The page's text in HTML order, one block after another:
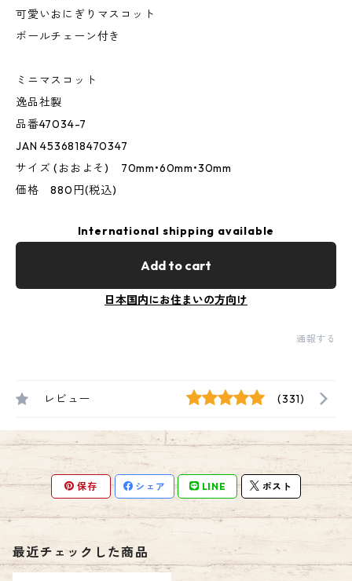
可愛いおにぎりマスコット
ボールチェーン付き
ミニマスコット
逸品社製
品番47034-7
JAN 4536818470347
サイズ (おおよそ) 70mm•60mm•30mm
価格 880円(税込)
International shipping available
Add to cart
日本国内にお住まいの方向け
通報する
レビュー (331)
保存 シェア LINE ポスト
最近チェックした商品